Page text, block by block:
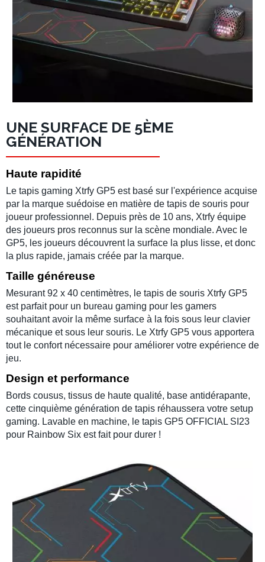
UNE SURFACE DE 5ÈME
GÉNÉRATION
Haute rapidité
Le tapis gaming Xtrfy GP5 est basé sur l'expérience acquise
par la marque suédoise en matière de tapis de souris pour
joueur professionnel . Depuis près de 10 ans, Xtrfy équipe
des joueurs pros reconnus sur la scène mondiale. Avec le
GP5, les joueurs découvrent la surface la plus lisse, et donc
la plus rapide, jamais créée par la marque.
Taille généreuse
Mesurant 92 x 40 centimètres, le tapis de souris Xtrfy GP5
est parfait pour un bureau gaming pour les gamers
souhaitant avoir la même surface à la fois sous leur clavier
mécanique et sous leur souris. Le Xtrfy GP5 vous apportera
tout le confort nécessaire pour améliorer votre expérience de
jeu.
Design et performance
Bords cousus, tissus de haute qualité, base antidérapante,
cette cinquième génération de tapis réhaussera votre setup
gaming. Lavable en machine, le tapis GP5 OFFICIAL SI23
pour Rainbow Six est fait pour durer !